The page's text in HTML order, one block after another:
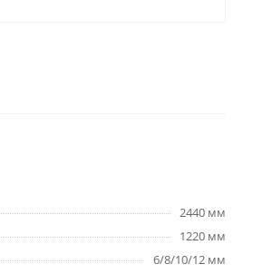
2440 мм
1220 мм
6/8/10/12 мм